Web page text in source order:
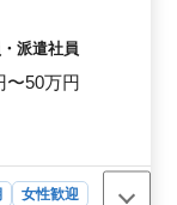
派遣社員
〜50万円
女性歓迎